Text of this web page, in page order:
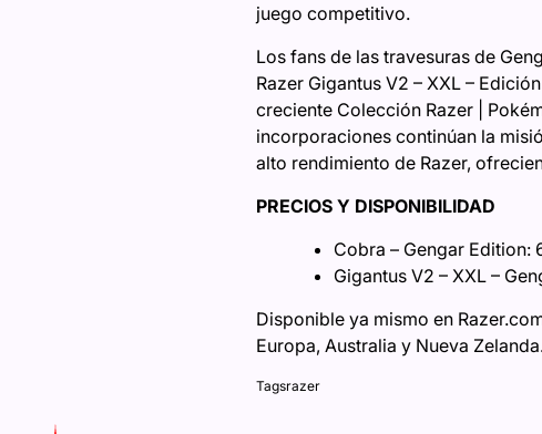
juego competitivo.
Los fans de las travesuras de
Razer Gigantus V2 – XXL –
creciente Colección Razer |
incorporaciones continúan la
alto rendimiento de Razer,
PRECIOS Y DISPONIBILIDAD
Cobra – Gengar Edition:
Gigantus V2 – XXL –
Disponible ya mismo en
Europa, Australia y Nueva
Tagsrazer